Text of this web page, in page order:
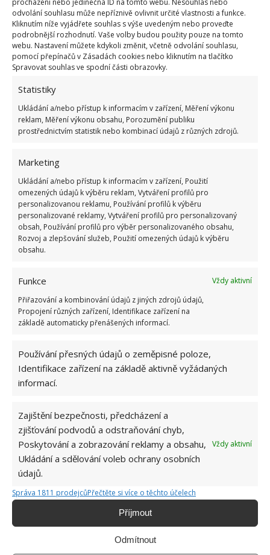
odvolání souhlasu může nepříznivě ovlivnit určité vlastnosti a funkce.
Kliknutím níže vyjádřete souhlas s výše uvedeným nebo proveďte
podrobnější rozhodnutí. Vaše volby budou použity pouze na tomto
webu. Nastavení můžete kdykoli změnit, včetně odvolání souhlasu,
pomocí přepínačů v Zásadách cookies nebo kliknutím na tlačítko
Spravovat souhlas ve spodní části obrazovky.
Statistiky
Ukládání a/nebo přístup k informacím v zařízení, Měření výkonu
reklam, Měření výkonu obsahu, Porozumění publiku
prostřednictvím statistik nebo kombinací údajů z různých zdrojů.
Marketing
Ukládání a/nebo přístup k informacím v zařízení, Použití
omezených údajů k výběru reklam, Vytváření profilů pro
personalizovanou reklamu, Používání profilů k výběru
personalizované reklamy, Vytváření profilů pro personalizovaný
obsah, Používání profilů pro výběr personalizovaného obsahu,
Rozvoj a zlepšování služeb, Použití omezených údajů k výběru
obsahu.
Funkce
Vždy aktivní
Přiřazování a kombinování údajů z jiných zdrojů údajů,
Propojení různých zařízení, Identifikace zařízení na
základě automaticky přenášených informací.
Používání přesných údajů o zeměpisné poloze,
Identifikace zařízení na základě aktivně vyžádaných
informací.
Zajištění bezpečnosti, předcházení a
zjišťování podvodů a odstraňování chyb,
Poskytování a zobrazování reklamy a obsahu,
Ukládání a sdělování voleb ochrany osobních
údajů.
Vždy aktivní
Správa 1811 prodejcůPřečtěte si více o těchto účelech
Příjmout
Odmítnout
Obzvlášť v teplé dny je ideální jahody zalévat denně.
Lesní jahody vysaďte na jiné místo než ty zahradní.
Konkurují si navzájem a lesním jahodám se bude
dařit i v polostínu.
Fotografie: Freepik
vhodné je přesadit na nové stanoviště. Nové
sazenicesi jednoduše vezmete ze šlahounů, které
jahody pouští. Pokud se tedy chystáte na podzim
jahodách tyto šlahouny, abyste je poté mohly
zasadit. Jinak je však průběžně odtrhávejte, protože
rostlinu oslabují.
Zdroj:Zielona Interia